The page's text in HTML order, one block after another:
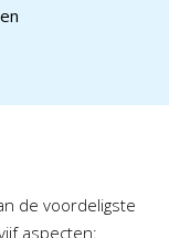
de voordeligste
aspecten: